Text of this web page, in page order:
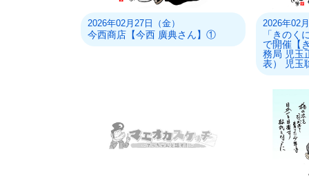
2026年02月27日（金）
今西商店【今西 廣典さん】①
2026年02
「きのく
で開催【
務局 児玉
表） 児玉